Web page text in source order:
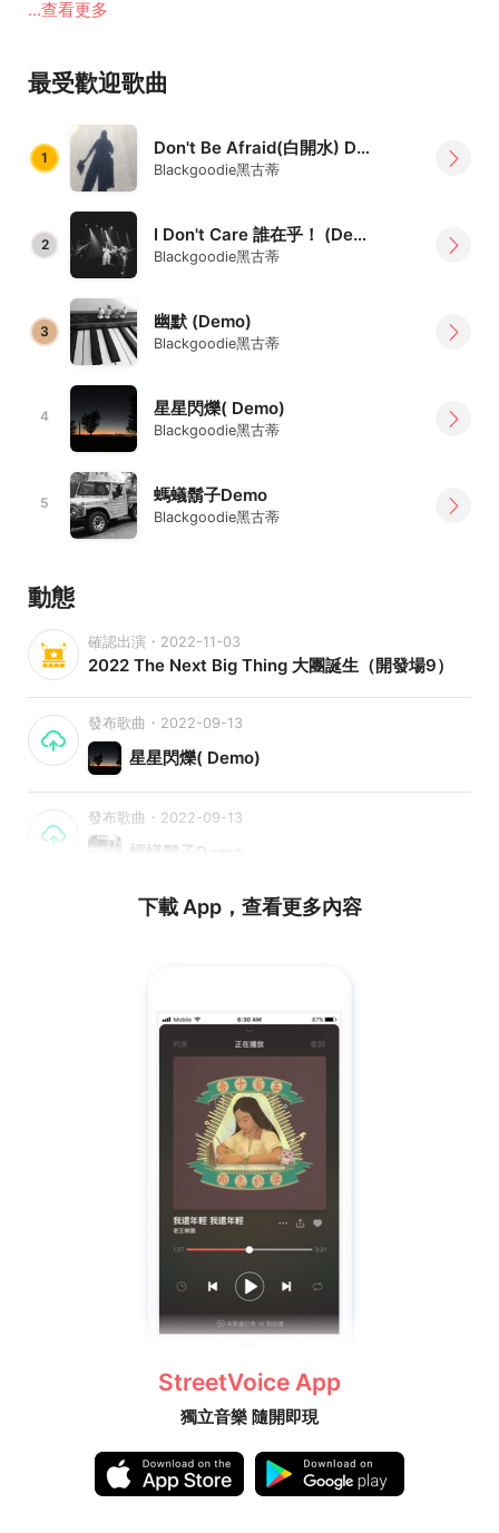
音樂人組成。
創作風格以生活的感受為靈感 具有正向及強大的能量 主唱芮
菲 充滿爆發力和高亢的嗓音 展現張力與魅力 團員們再以層
次的編曲鋪陳 交織出每一首歌曲 用音樂述說每一首創作的故
...查看更多
最受歡迎歌曲
1 Don't Be Afraid(白開水) Demo
Blackgoodie黑古蒂
2 I Don't Care 誰在乎！ (Demo)
Blackgoodie黑古蒂
3 幽默 (Demo)
Blackgoodie黑古蒂
4 星星閃爍( Demo)
Blackgoodie黑古蒂
5 螞蟻鬍子Demo
Blackgoodie黑古蒂
動態
確認出演・2022-11-03
2022 The Next Big Thing 大團誕生（開發場9）
發布歌曲・2022-09-13
星星閃爍( Demo)
發布歌曲・2022-09-13
螞蟻鬍子Demo
下載 App，查看更多內容
StreetVoice App
獨立音樂 隨開即現